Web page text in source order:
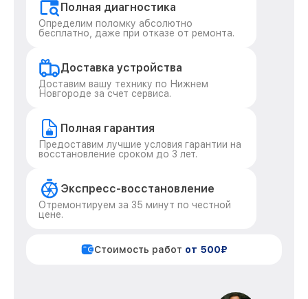
Полная диагностика
Определим поломку абсолютно
бесплатно, даже при отказе от ремонта.
Доставка устройства
Доставим вашу технику по Нижнем
Новгороде за счет сервиса.
Полная гарантия
Предоставим лучшие условия гарантии на
восстановление сроком до 3 лет.
Экспресс-восстановление
Отремонтируем за 35 минут по честной
цене.
Стоимость работ от 500₽